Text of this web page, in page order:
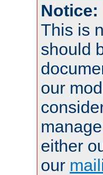
Notice:
This is
should
our
either
our